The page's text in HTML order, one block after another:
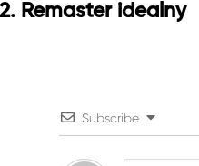
2. Remaster idealny
Subscribe